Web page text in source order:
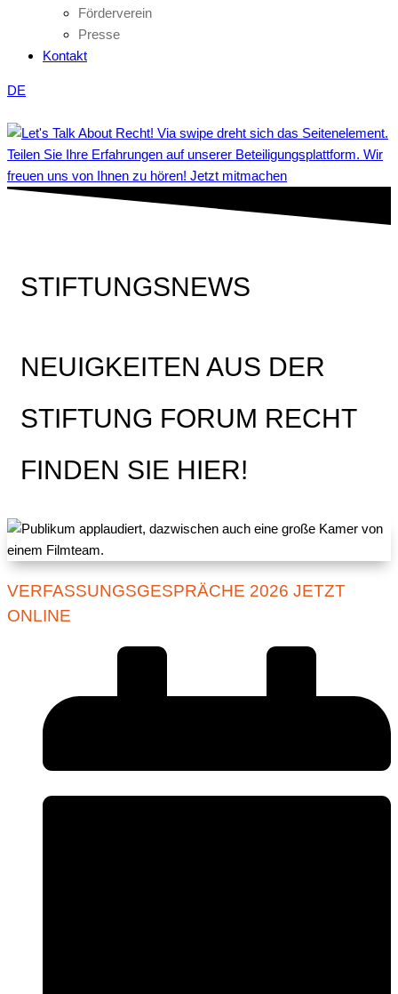
Förderverein
Presse
Kontakt
DE
Teilen Sie Ihre Erfahrungen auf unserer Beteiligungsplattform. Wir
freuen uns von Ihnen zu hören! Jetzt mitmachen
STIFTUNGSNEWS
NEUIGKEITEN AUS DER
STIFTUNG FORUM RECHT
FINDEN SIE HIER!
VERFASSUNGSGESPRÄCHE 2026 JETZT
ONLINE